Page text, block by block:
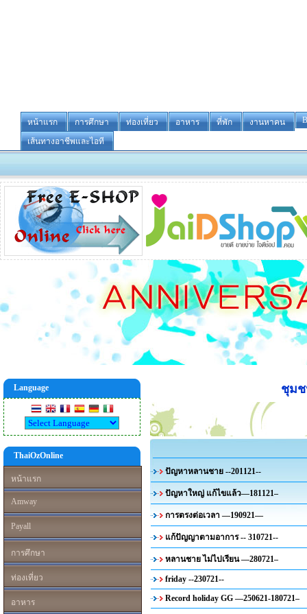
หน้าแรก การศึกษา ท่องเที่ยว อาหาร ที่พัก งานหาคน
เส้นทางอาชีพและไอที
Language
ThaiOzOnline
หน้าแรก
Amway
Payall
การศึกษา
ท่องเที่ยว
อาหาร
ชุมช
ปัญหาหลานชาย --201121--
ปัญหาใหญ่ แก้ไขแล้ว—181121–
การตรงต่อเวลา —190921—
แก้ปัญญาตามอาการ -- 310721--
หลานชาย ไม่ไปเรียน —280721–
friday --230721--
Record holiday GG —250621-180721–